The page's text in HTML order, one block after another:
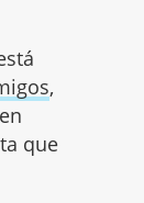
,
que